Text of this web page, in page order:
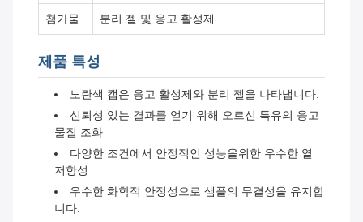
첨가물 분리 젤 및 응고 활성제
제품 특성
노란색 캡은 응고 활성제와 분리 젤을 나타냅니다.
신뢰성 있는 결과를 얻기 위해 오르신 특유의 응고
물질 조화
다양한 조건에서 안정적인 성능을위한 우수한 열
저항성
우수한 화학적 안정성으로 샘플의 무결성을 유지합
니다.